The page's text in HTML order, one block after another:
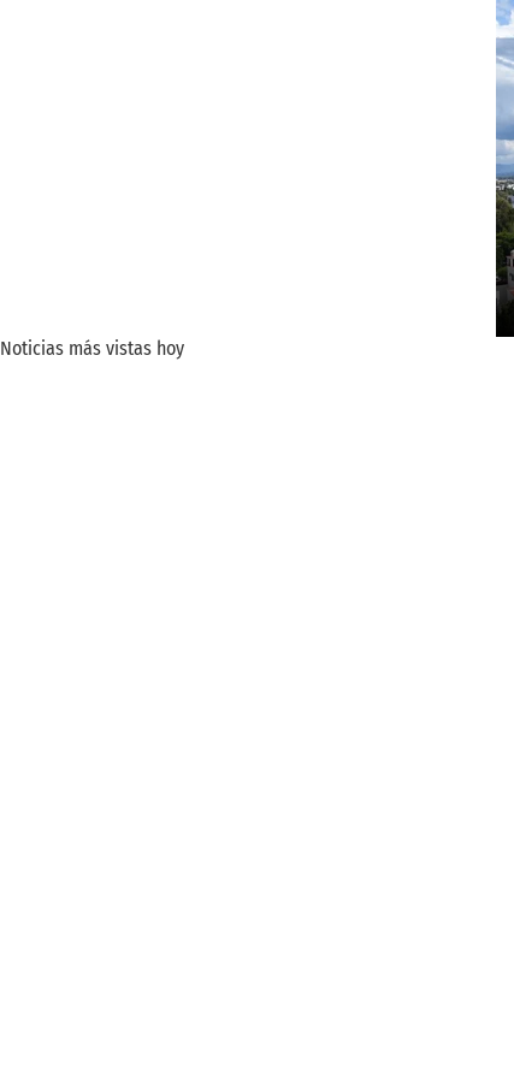
Noticias más vistas hoy